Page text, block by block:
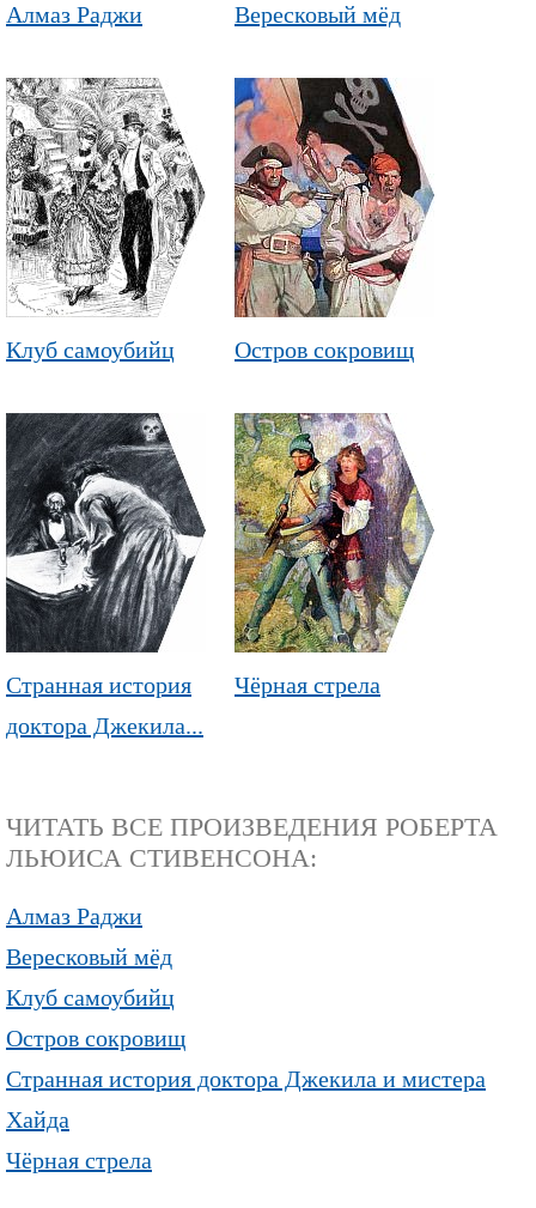
Алмаз Раджи Вересковый мёд
Клуб самоубийц Остров сокровищ
Странная история
доктора Джекила...
Чёрная стрела
ЧИТАТЬ ВСЕ ПРОИЗВЕДЕНИЯ РОБЕРТА
ЛЬЮИСА СТИВЕНСОНА:
Алмаз Раджи
Вересковый мёд
Клуб самоубийц
Остров сокровищ
Странная история доктора Джекила и мистера
Хайда
Чёрная стрела